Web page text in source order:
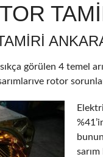
görülen 4 temel
rotor